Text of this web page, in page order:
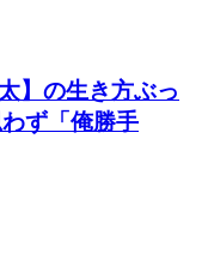
】の生き方ぶっ
ず「俺勝手